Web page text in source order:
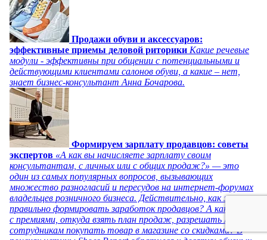
Продажи обуви и аксессуаров:
эффективные приемы деловой риторики Какие речевые
модули - эффективны при общении с потенциальными и
действующими клиентами салонов обуви, а какие – нет,
знает бизнес-консультант Анна Бочарова.
Формируем зарплату продавцов: советы
экспертов «А как вы начисляете зарплату своим
консультантам, с личных или с общих продаж?» — это
один из самых популярных вопросов, вызывающих
множество разногласий и пересудов на интернет-форумах
владельцев розничного бизнеса. Действительно, как же
правильно формировать заработок продавцов? А как быть
с премиями, откуда взять план продаж, разрешать ли
сотрудникам покупать товар в магазине со скидками? В